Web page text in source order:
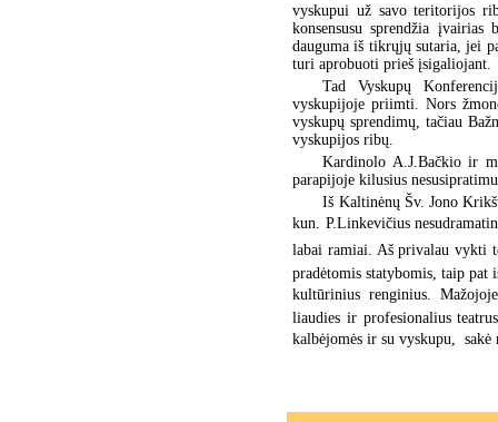
vyskupui už savo teritorijos
konsensusu sprendžia
dauguma iš tikrųjų sutaria, jei
turi aprobuoti prieš įsigaliojant.
Tad Vyskupų
vyskupijoje priimti. Nors
vyskupų sprendimų, tačiau
vyskupijos ribų.
Kardinolo A.J.Bačkio ir
parapijoje kilusius
Iš Kaltinėnų Šv. Jono
kun. P.Linkevičius
labai ramiai. Aš privalau vykti
pradėtomis statybomis, taip pat
kultūrinius renginius.
liaudies ir profesionalius
kalbėjomės ir su vyskupu, 